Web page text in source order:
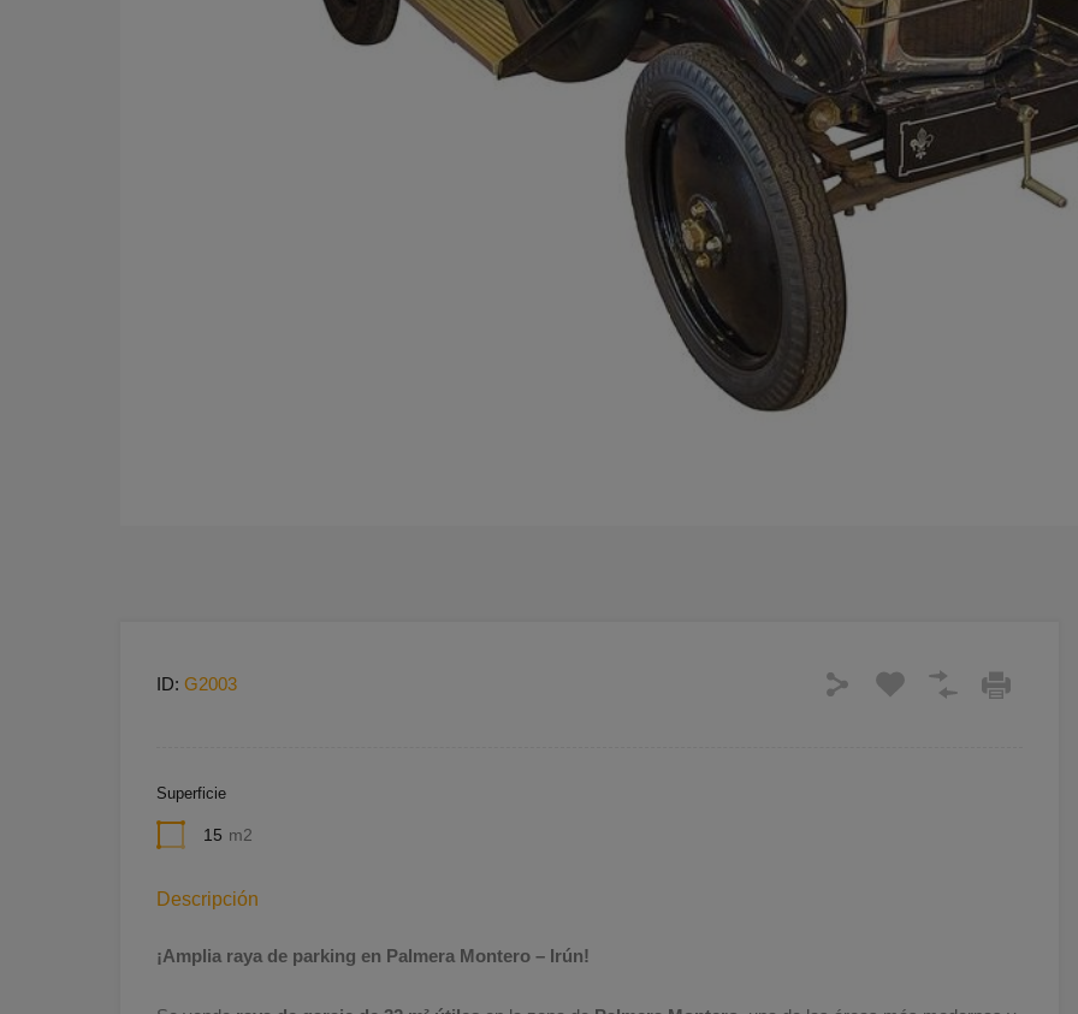
ID: G2003
Superficie
15 m2
Descripción
¡Amplia raya de parking en Palmera Montero – Irún!